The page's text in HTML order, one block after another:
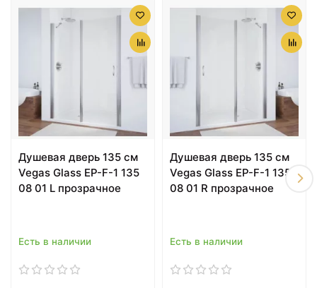
Душевая дверь 135 см
Vegas Glass EP-F-1 135
08 01 L прозрачное
Есть в наличии
Душевая дверь 135 см
Vegas Glass EP-F-1 135
08 01 R прозрачное
Есть в наличии